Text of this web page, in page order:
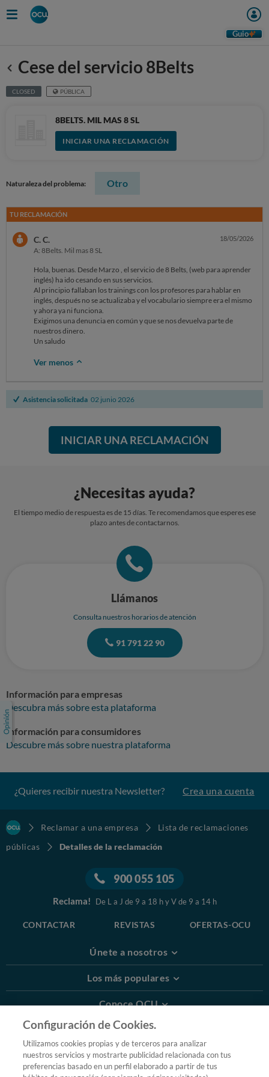
Guio
Anterior
Cese del servicio 8Belts
CLOSED PÚBLICA
8BELTS. MIL MAS 8 SL
INICIAR UNA RECLAMACIÓN
Naturaleza del problema: Otro
TU RECLAMACIÓN
C. C.
A: 8Belts. Mil mas 8 SL
18/05/2026
Hola, buenas. Desde Marzo , el servicio de 8 Belts, (web para aprender
inglés) ha ido cesando en sus servicios.
Al principio fallaban los trainings con los profesores para hablar en
inglés, después no se actualizaba y el vocabulario siempre era el mismo
y ahora ya ni funciona.
Exigimos una denuncia en común y que se nos devuelva parte de
nuestros dinero.
Un saludo
Ver menos
Asistencia solicitada 02 junio 2026
INICIAR UNA RECLAMACIÓN
¿Necesitas ayuda?
El tiempo medio de respuesta es de 15 días. Te recomendamos que esperes ese
plazo antes de contactarnos.
Llámanos
Consulta nuestros horarios de atención
91 791 22 90
Información para empresas
Descubra más sobre esta plataforma
Información para consumidores
Descubre más sobre nuestra plataforma
¿Quieres recibir nuestra Newsletter? Crea una cuenta
Reclamar a una empresa
Lista de reclamaciones
públicas
Detalles de la reclamación
900 055 105
Reclama! De L a J de 9 a 18 h y V de 9 a 14 h
CONTACTAR REVISTAS OFERTAS-OCU
Únete a nosotros
Los más populares
Conoce OCU
Más Información
© 2026 OCU
Condiciones generales de contratación de OCU
Configuración de Cookies.
Utilizamos cookies propias y de terceros para analizar
nuestros servicios y mostrarte publicidad relacionada con tus
preferencias basado en un perfil elaborado a partir de tus